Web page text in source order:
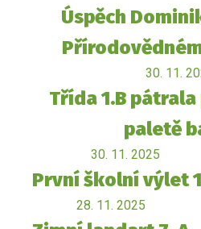
Úspěch
30. 11.
Třída 1.B
paletě
30. 11. 2025
První školní výlet
28. 11. 2025